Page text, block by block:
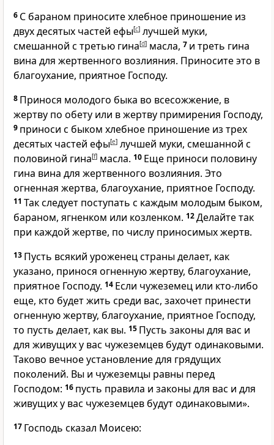
6 С бараном приносите хлебное приношение из
двух десятых частей ефы[c] лучшей муки,
смешанной с третью гина[d] масла, 7 и треть гина
вина для жертвенного возлияния. Приносите это в
благоухание, приятное Господу.
8 Принося молодого быка во всесожжение, в
жертву по обету или в жертву примирения Господу,
9 приноси с быком хлебное приношение из трех
десятых частей ефы[e] лучшей муки, смешанной с
половиной гина[f] масла. 10 Еще приноси половину
гина вина для жертвенного возлияния. Это
огненная жертва, благоухание, приятное Господу.
11 Так следует поступать с каждым молодым быком,
бараном, ягненком или козленком. 12Делайте так
при каждой жертве, по числу приносимых жертв.
13 Пусть всякий уроженец страны делает, как
указано, принося огненную жертву, благоухание,
приятное Господу. 14 Если чужеземец или кто-либо
еще, кто будет жить среди вас, захочет принести
огненную жертву, благоухание, приятное Господу,
то пусть делает, как вы. 15 Пусть законы для вас и
для живущих у вас чужеземцев будут одинаковыми.
Таково вечное установление для грядущих
поколений. Вы и чужеземцы равны перед
Господом: 16 пусть правила и законы для вас и для
живущих у вас чужеземцев будут одинаковыми».
17 Господь сказал Моисею: